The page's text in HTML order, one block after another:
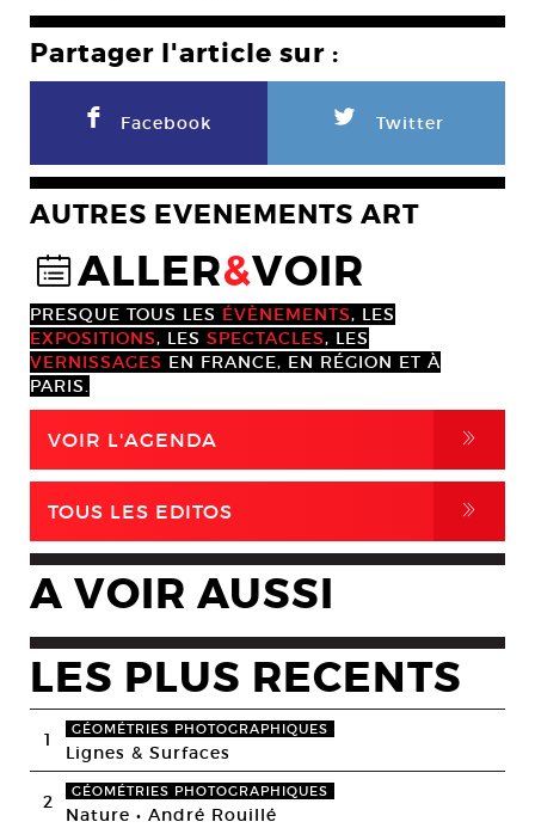
Partager l'article sur :
F Facebook L Twitter
AUTRES EVENEMENTS ART
@ALLER&VOIR
PRESQUE TOUS LES ÉVÈNEMENTS, LES
EXPOSITIONS, LES SPECTACLES, LES
VERNISSAGES EN FRANCE, EN RÉGION ET À
PARIS.
VOIR L'AGENDA ,
TOUS LES EDITOS ,
A VOIR AUSSI
LES PLUS RECENTS
1 GÉOMÉTRIES PHOTOGRAPHIQUES
Lignes & Surfaces
2 GÉOMÉTRIES PHOTOGRAPHIQUES
Nature • André Rouillé